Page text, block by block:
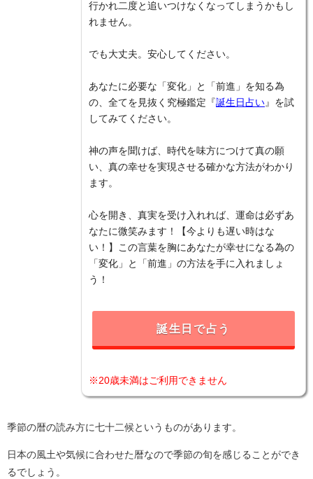
行かれ二度と追いつけなくなってしまうかもし
れません。
でも大丈夫。安心してください。
あなたに必要な「変化」と「前進」を知る為
の、全てを見抜く究極鑑定『誕生日占い 』を試
してみてください。
神の声を聞けば、時代を味方につけて真の願
い、真の幸せを実現させる確かな方法がわかり
ます。
心を開き、真実を受け入れれば、運命は必ずあ
なたに微笑みます！【今よりも遅い時はな
い！】この言葉を胸にあなたが幸せになる為の
「変化」と「前進」の方法を手に入れましょ
う！
誕生日で占う
※20歳未満はご利用できません
季節の暦の読み方に七十二候というものがあります。
日本の風土や気候に合わせた暦なので季節の旬を感じることができ
るでしょう。